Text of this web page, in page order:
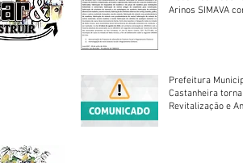
Arinos SIMAVA convoca à
Prefeitura
Castanheira
Revitalização e